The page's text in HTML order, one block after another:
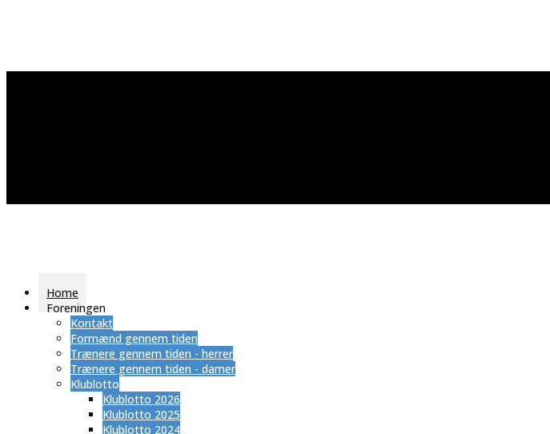
Home
Foreningen
Kontakt
Formænd gennem tiden
Trænere gennem tiden - herrer
Trænere gennem tiden - damer
Klublotto
Klublotto 2026
Klublotto 2025
Klublotto 2024